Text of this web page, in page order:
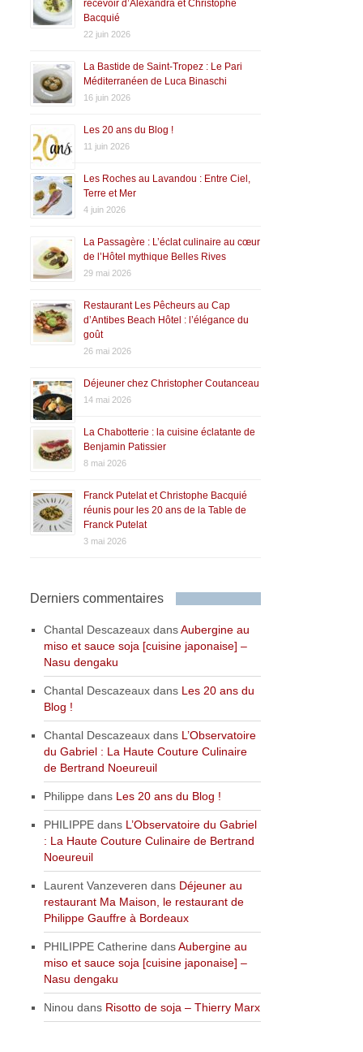
recevoir d’Alexandra et Christophe
Bacquié
22 juin 2026
La Bastide de Saint-Tropez : Le Pari
Méditerranéen de Luca Binaschi
16 juin 2026
Les 20 ans du Blog !
11 juin 2026
Les Roches au Lavandou : Entre Ciel,
Terre et Mer
4 juin 2026
La Passagère : L’éclat culinaire au cœur
de l’Hôtel mythique Belles Rives
29 mai 2026
Restaurant Les Pêcheurs au Cap
d’Antibes Beach Hôtel : l’élégance du
goût
26 mai 2026
Déjeuner chez Christopher Coutanceau
14 mai 2026
La Chabotterie : la cuisine éclatante de
Benjamin Patissier
8 mai 2026
Franck Putelat et Christophe Bacquié
réunis pour les 20 ans de la Table de
Franck Putelat
3 mai 2026
Derniers commentaires
Chantal Descazeaux dansAubergine au
miso et sauce soja [cuisine japonaise] –
Nasu dengaku
Chantal Descazeaux dans Les 20 ans du
Blog !
Chantal Descazeaux dans L’Observatoire
du Gabriel : La Haute Couture Culinaire
de Bertrand Noeureuil
Philippe dans Les 20 ans du Blog !
PHILIPPE dans L’Observatoire du Gabriel
: La Haute Couture Culinaire de Bertrand
Noeureuil
Laurent Vanzeveren dans Déjeuner au
restaurant Ma Maison, le restaurant de
Philippe Gauffre à Bordeaux
PHILIPPE Catherine dansAubergine au
miso et sauce soja [cuisine japonaise] –
Nasu dengaku
Ninou dans Risotto de soja – Thierry Marx